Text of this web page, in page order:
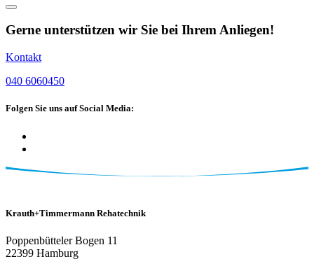
Gerne unterstützen wir Sie bei Ihrem Anliegen!
Kontakt
040 6060450
Folgen Sie uns auf Social Media:
Krauth+Timmermann Rehatechnik
Poppenbütteler Bogen 11
22399 Hamburg